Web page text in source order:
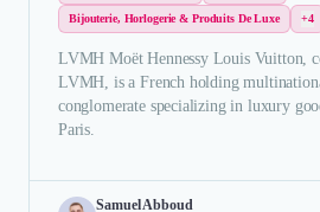
Bijouterie, Horlogerie & Produits De Luxe +4
LVMH Moët Hennessy Louis Vuitton,
LVMH, is a French holding
conglomerate specializing in luxury
Paris.
Samuel Abboud